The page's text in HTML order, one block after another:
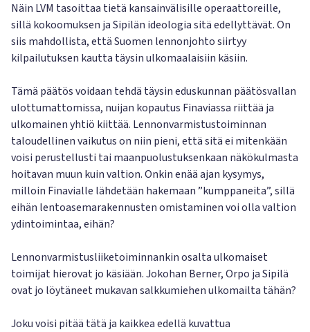
Näin LVM tasoittaa tietä kansainvälisille operaattoreille,
sillä kokoomuksen ja Sipilän ideologia sitä edellyttävät. On
siis mahdollista, että Suomen lennonjohto siirtyy
kilpailutuksen kautta täysin ulkomaalaisiin käsiin.
Tämä päätös voidaan tehdä täysin eduskunnan päätösvallan
ulottumattomissa, nuijan kopautus Finaviassa riittää ja
ulkomainen yhtiö kiittää. Lennonvarmistustoiminnan
taloudellinen vaikutus on niin pieni, että sitä ei mitenkään
voisi perustellusti tai maanpuolustuksenkaan näkökulmasta
hoitavan muun kuin valtion. Onkin enää ajan kysymys,
milloin Finavialle lähdetään hakemaan ”kumppaneita”, sillä
eihän lentoasemarakennusten omistaminen voi olla valtion
ydintoimintaa, eihän?
Lennonvarmistusliiketoiminnankin osalta ulkomaiset
toimijat hierovat jo käsiään. Jokohan Berner, Orpo ja Sipilä
ovat jo löytäneet mukavan salkkumiehen ulkomailta tähän?
Joku voisi pitää tätä ja kaikkea edellä kuvattua